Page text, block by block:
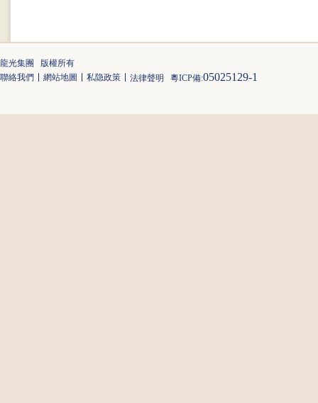
龍光集團 版權所有
聯絡我們
網站地圖 私隐政策 法律聲明 粵ICP備:05025129-1